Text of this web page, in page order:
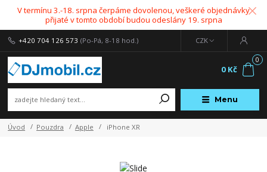
V termínu 3.-18. srpna čerpáme dovolenou, veškeré objednávky
přijaté v tomto období budou odeslány 19. srpna
Menu
CZK
+420 704 126 573 (Po-Pá, 8-18 hod.)
0
0 Kč
Úvod Pouzdra Apple iPhone XR